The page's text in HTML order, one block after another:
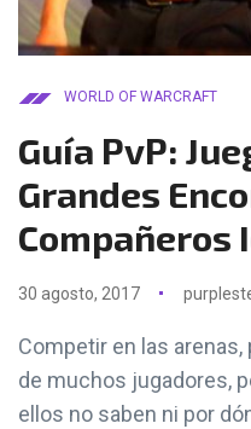
WORLD OF WARCRAFT
Guía PvP:
Grandes
Compañeros
30 agosto, 2017
Competir en las
de muchos jugadores,
ellos no saben ni por